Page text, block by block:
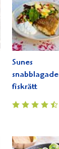
Sunes
snabblagade
fiskrätt